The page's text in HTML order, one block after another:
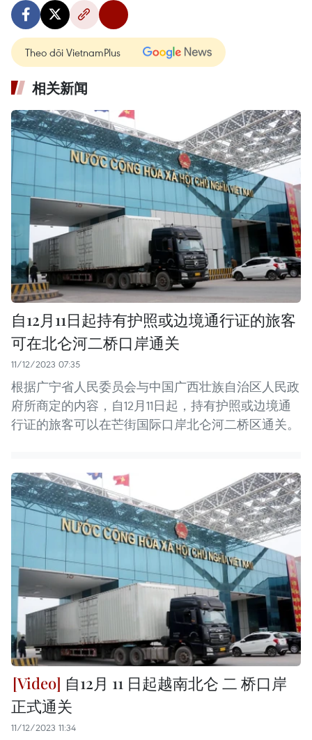
Theo dõi VietnamPlus
相关新闻
自12月11日起持有护照或边境通行证的旅客
可在北仑河二桥口岸通关
11/12/2023 07:35
根据广宁省人民委员会与中国广西壮族自治区人民政
府所商定的内容，自12月11日起，持有护照或边境通
行证的旅客可以在芒街国际口岸北仑河二桥区通关。
自12月 11 日起越南北仑 二 桥口岸
正式通关
11/12/2023 11:34